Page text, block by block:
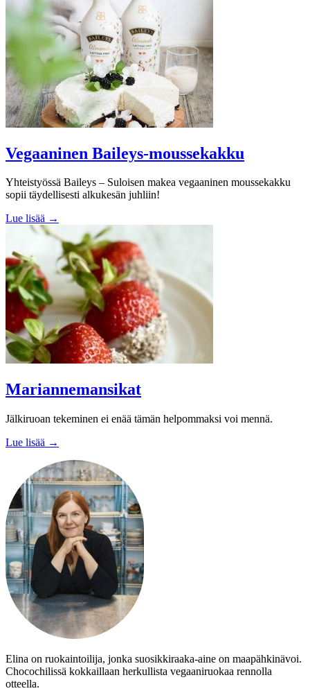
Vegaaninen Baileys-moussekakku
Yhteistyössä Baileys – Suloisen makea vegaaninen moussekakku
sopii täydellisesti alkukesän juhliin!
Lue lisää →
Mariannemansikat
Jälkiruoan tekeminen ei enää tämän helpommaksi voi mennä.
Lue lisää →
Elina on ruokaintoilija, jonka suosikkiraaka-aine on maapähkinävoi.
Chocochilissä kokkaillaan herkullista vegaaniruokaa rennolla
otteella.